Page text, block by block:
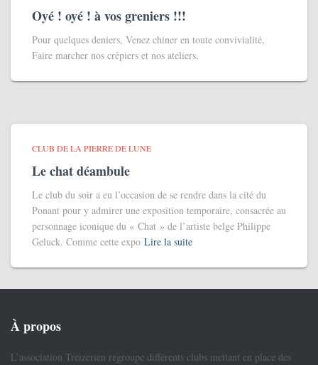
Oyé ! oyé ! à vos greniers !!!
Pour quelques deniers, Venez chiner en toute convivialité,
Faire marcher nos crêpiers et nos ateliers,
CLUB DE LA PIERRE DE LUNE
Le chat déambule
Le club du soir a eu l’occasion de se rendre dans la cité du
Ponant pour y admirer une exposition temporaire, consacrée au
personnage iconique du « Chat » de l’artiste belge Philippe
Geluck. Comme cette expo Lire la suite
À propos
L’association Treizerien regroupe différents clubs mettant en place des